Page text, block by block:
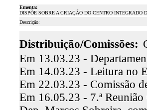
Ementa:
DISPÕE SOBRE A CRIAÇÃO DO CENTRO INTEGRADO
Descrição:
Distribuição/Comissões:
Em 13.03.23 -
Em 14.03.23 - Leitura no
Em 22.03.23 - Comissão
Em 16.05.23 - 7.ª